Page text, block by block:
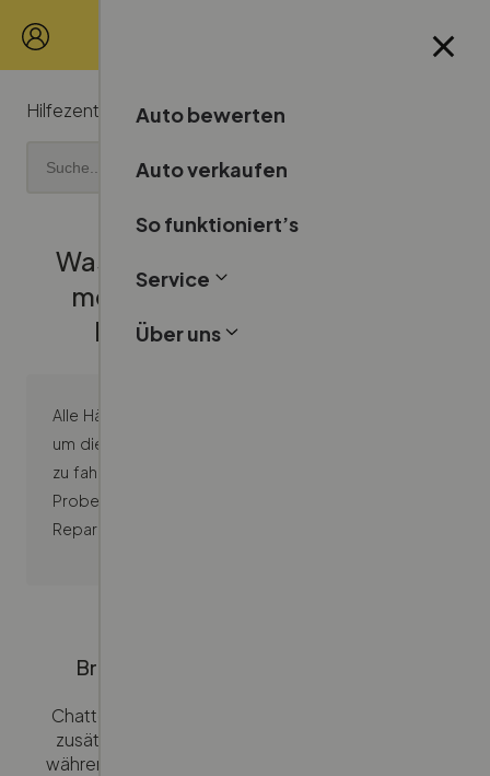
Auto bewerten
Auto verkaufen
So funktioniert’s
Service
Über uns
Hilfezentrum Abholung
Was passiert, wenn der Fahrer
mein Fahrzeug während der
Probefahrt beschädigt?
Alle Händler und deren Vertreter sind versichert,
um die Fahrzeuge, die sie inspizieren und abholen,
zu fahren. Falls dein Fahrzeug während der
Probefahrt beschädigt wird, werden die
Reparaturkosten vollständig übernommen.
Brauchst du weitere Unterstützung?
Chatte rund um die Uhr mit uns – und wenn du
zusätzliche Hilfe benötigst, verbinden wir dich
während der Geschäftszeiten mit dem richtigen